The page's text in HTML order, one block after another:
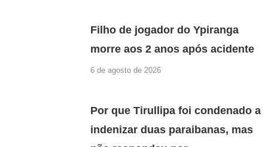
Filho de jogador do Ypiranga
morre aos 2 anos após acidente
6 de agosto de 2026
Por que Tirullipa foi condenado a
indenizar duas paraibanas, mas